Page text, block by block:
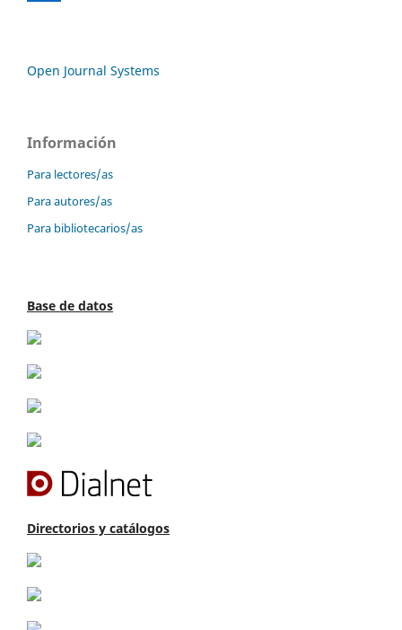
Open Journal Systems
Información
Para lectores/as
Para autores/as
Para bibliotecarios/as
Base de datos
Directorios y catálogos